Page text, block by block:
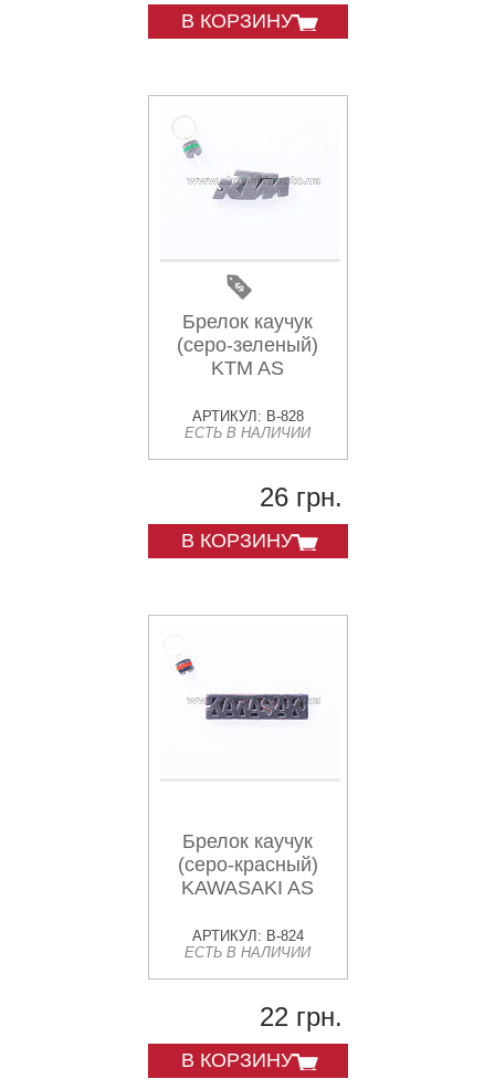
В КОРЗИНУ
Брелок каучук
(серо-зеленый)
KTM AS
АРТИКУЛ: B-828
ЕСТЬ В НАЛИЧИИ
26 грн.
В КОРЗИНУ
Брелок каучук
(серо-красный)
KAWASAKI AS
АРТИКУЛ: B-824
ЕСТЬ В НАЛИЧИИ
22 грн.
В КОРЗИНУ